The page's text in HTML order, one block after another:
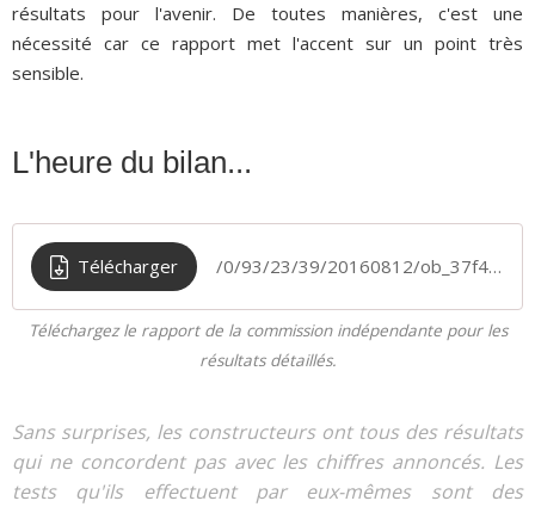
résultats pour l'avenir. De toutes manières, c'est une
nécessité car ce rapport met l'accent sur un point très
sensible.
L'heure du bilan...
Télécharger /0/93/23/39/20160812/ob_37f482_rapport-commission-independante
Téléchargez le rapport de la commission indépendante pour les
résultats détaillés.
Sans surprises, les constructeurs ont tous des résultats
qui ne concordent pas avec les chiffres annoncés. Les
tests qu'ils effectuent par eux-mêmes sont des